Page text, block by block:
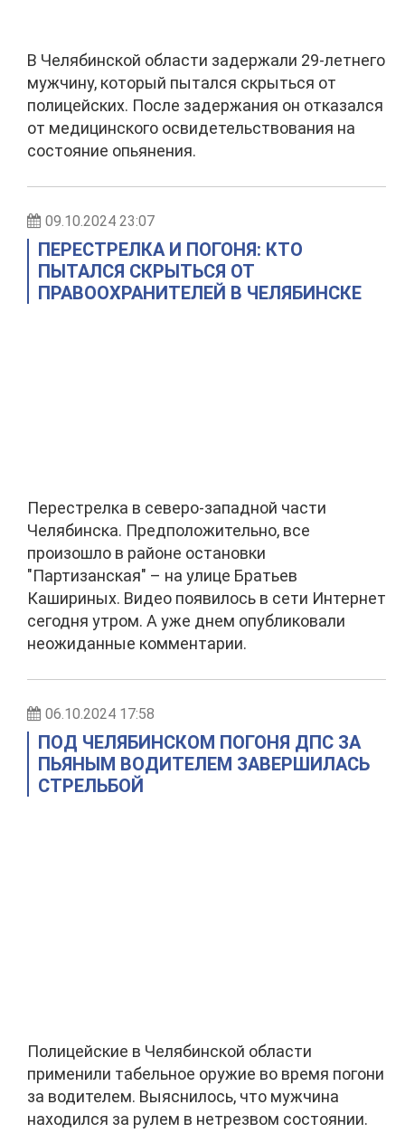
В Челябинской области задержали 29-летнего
мужчину, который пытался скрыться от
полицейских. После задержания он отказался
от медицинского освидетельствования на
состояние опьянения.
09.10.2024 23:07
ПЕРЕСТРЕЛКА И ПОГОНЯ: КТО
ПЫТАЛСЯ СКРЫТЬСЯ ОТ
ПРАВООХРАНИТЕЛЕЙ В ЧЕЛЯБИНСКЕ
Перестрелка в северо-западной части
Челябинска. Предположительно, все
произошло в районе остановки
"Партизанская" – на улице Братьев
Кашириных. Видео появилось в сети Интернет
сегодня утром. А уже днем опубликовали
неожиданные комментарии.
06.10.2024 17:58
ПОД ЧЕЛЯБИНСКОМ ПОГОНЯ ДПС ЗА
ПЬЯНЫМ ВОДИТЕЛЕМ ЗАВЕРШИЛАСЬ
СТРЕЛЬБОЙ
Полицейские в Челябинской области
применили табельное оружие во время погони
за водителем. Выяснилось, что мужчина
находился за рулем в нетрезвом состоянии.